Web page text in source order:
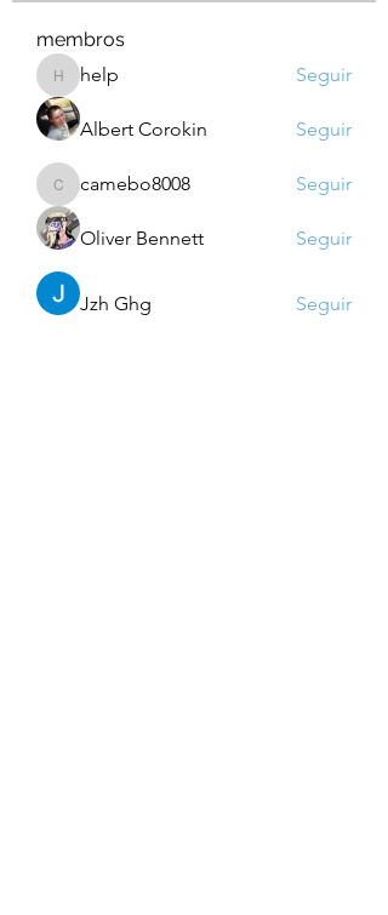
membros
helphelp Seguir
Albert Corokin Seguir
camebo8008
camebo8008 Seguir
Oliver Bennett Seguir
Jzh Ghg
Seguir